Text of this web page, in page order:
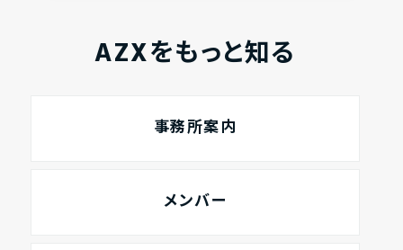
AZXをもっと知る
事務所案内
メンバー